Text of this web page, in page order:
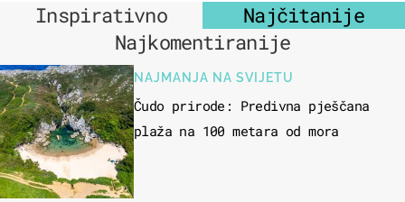
Inspirativno
Najčitanije
Najkomentiranije
NAJMANJA NA SVIJETU
Čudo prirode: Predivna pješčana
plaža na 100 metara od mora